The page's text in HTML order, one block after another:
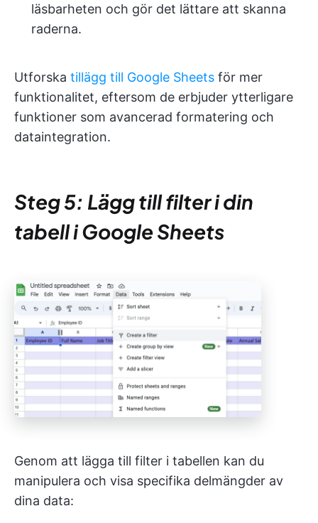
läsbarheten och gör det lättare att skanna
raderna.
Utforska tillägg till Google Sheets för mer
funktionalitet, eftersom de erbjuder ytterligare
funktioner som avancerad formatering och
dataintegration.
Steg 5: Lägg till filter i din
tabell i Google Sheets
Genom att lägga till filter i tabellen kan du
manipulera och visa specifika delmängder av
dina data: